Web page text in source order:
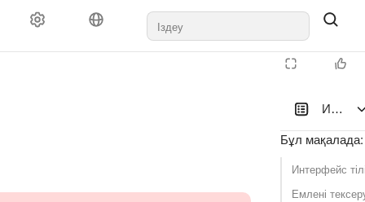
Бұл мақалада:
Интерфейс
Емлені